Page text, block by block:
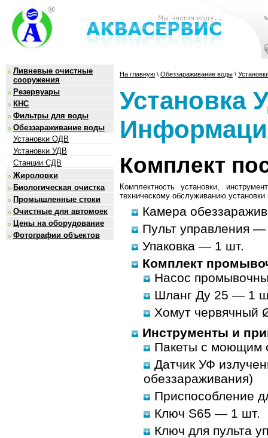
Ливневые очистные
сооружения
Резервуары
КНС
Фильтры для воды
Обеззараживание воды
Установки ОДВ
Установки УДВ
Станции СДВ
Жироловки
Биологическая очистка
Промышленные стоки
Очистные для автомоек
Цены на оборудование
Фотографии объектов
На главную \ Обеззараживание воды \
Установка
Комплект
Комплектность установки,
техническому обслуживанию
Камера
Пульт управления
Упаковка — 1 шт.
Комплект
Насос
Шланг Ду 25 — 1
Хомут червячный
Инструменты и
Пакеты с моющим
Датчик УФ
обеззараживания)
Приспособление
Ключ S65 — 1 шт.
Ключ для пульта